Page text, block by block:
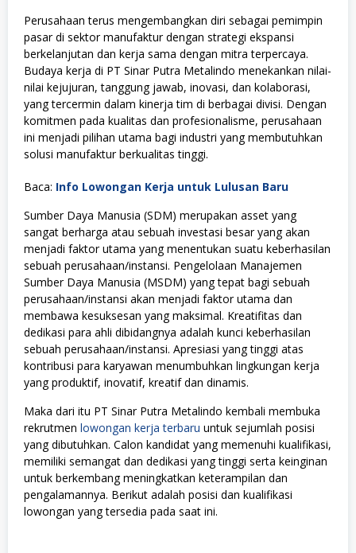
Perusahaan terus mengembangkan diri sebagai pemimpin
pasar di sektor manufaktur dengan strategi ekspansi
berkelanjutan dan kerja sama dengan mitra terpercaya.
Budaya kerja di PT Sinar Putra Metalindo menekankan nilai-
nilai kejujuran, tanggung jawab, inovasi, dan kolaborasi,
yang tercermin dalam kinerja tim di berbagai divisi. Dengan
komitmen pada kualitas dan profesionalisme, perusahaan
ini menjadi pilihan utama bagi industri yang membutuhkan
solusi manufaktur berkualitas tinggi.
Baca: Info Lowongan Kerja untuk Lulusan Baru
Sumber Daya Manusia (SDM) merupakan asset yang
sangat berharga atau sebuah investasi besar yang akan
menjadi faktor utama yang menentukan suatu keberhasilan
sebuah perusahaan/instansi. Pengelolaan Manajemen
Sumber Daya Manusia (MSDM) yang tepat bagi sebuah
perusahaan/instansi akan menjadi faktor utama dan
membawa kesuksesan yang maksimal. Kreatifitas dan
dedikasi para ahli dibidangnya adalah kunci keberhasilan
sebuah perusahaan/instansi. Apresiasi yang tinggi atas
kontribusi para karyawan menumbuhkan lingkungan kerja
yang produktif, inovatif, kreatif dan dinamis.
Maka dari itu PT Sinar Putra Metalindo kembali membuka
rekrutmen lowongan kerja terbaru untuk sejumlah posisi
yang dibutuhkan. Calon kandidat yang memenuhi kualifikasi,
memiliki semangat dan dedikasi yang tinggi serta keinginan
untuk berkembang meningkatkan keterampilan dan
pengalamannya. Berikut adalah posisi dan kualifikasi
lowongan yang tersedia pada saat ini.